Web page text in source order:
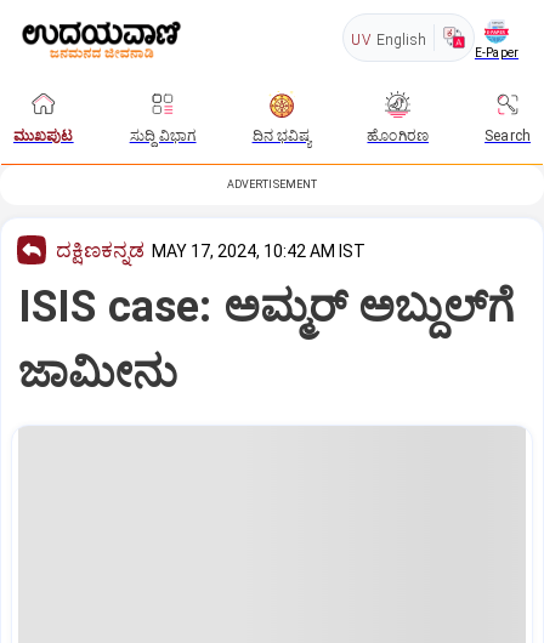
UV English
E-Paper
ಮುಖಪುಟ ಸುದ್ದಿ ವಿಭಾಗ ದಿನ ಭವಿಷ್ಯ ಹೊಂಗಿರಣ Search
ADVERTISEMENT
ದಕ್ಷಿಣಕನ್ನಡ MAY 17, 2024, 10:42 AM IST
ISIS case: ಅಮ್ಮರ್‌ ಅಬ್ದುಲ್‌ಗೆ
ಜಾಮೀನು